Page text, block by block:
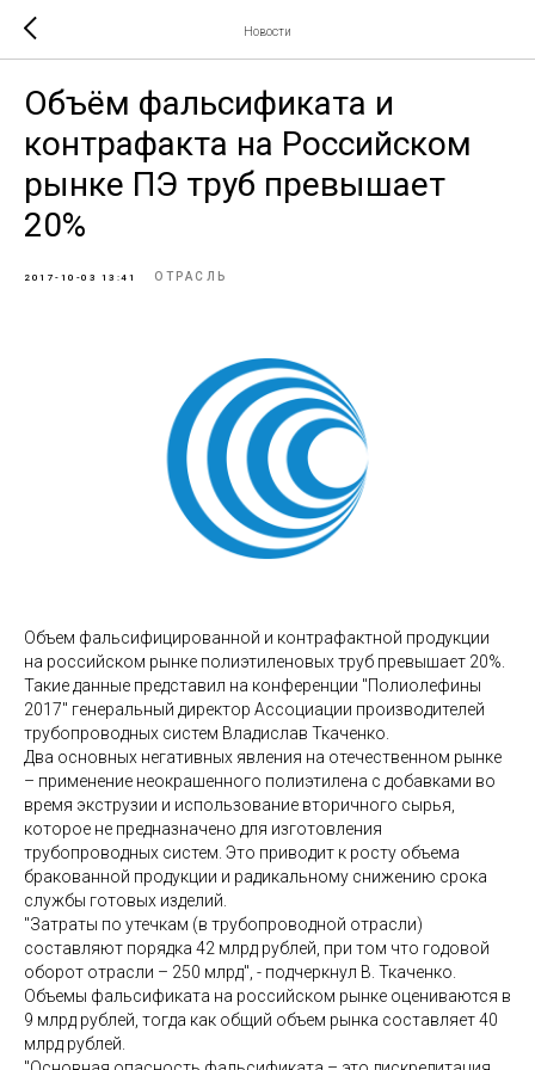
Новости
Объём фальсификата и
контрафакта на Российском
рынке ПЭ труб превышает
20%
2017-10-03 13:41 ОТРАСЛЬ
Объем фальсифицированной и контрафактной продукции
на российском рынке полиэтиленовых труб превышает 20%.
Такие данные представил на конференции "Полиолефины
2017" генеральный директор Ассоциации производителей
трубопроводных систем Владислав Ткаченко.
Два основных негативных явления на отечественном рынке
– применение неокрашенного полиэтилена с добавками во
время экструзии и использование вторичного сырья,
которое не предназначено для изготовления
трубопроводных систем. Это приводит к росту объема
бракованной продукции и радикальному снижению срока
службы готовых изделий.
"Затраты по утечкам (в трубопроводной отрасли)
составляют порядка 42 млрд рублей, при том что годовой
оборот отрасли – 250 млрд", - подчеркнул В. Ткаченко.
Объемы фальсификата на российском рынке оцениваются в
9 млрд рублей, тогда как общий объем рынка составляет 40
млрд рублей.